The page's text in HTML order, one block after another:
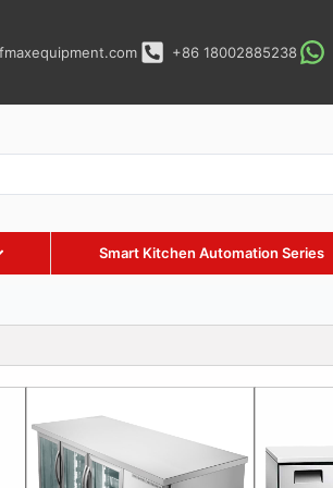
+86 18002885238
Smart Kitchen Automation Series